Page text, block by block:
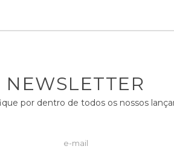
NEWSLETTER
por dentro de todos os nossos